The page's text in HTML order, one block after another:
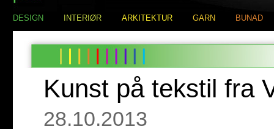
DESIGN INTERIØR ARKITEKTUR GARN BUNAD
Kunst på tekstil fra
28.10.2013